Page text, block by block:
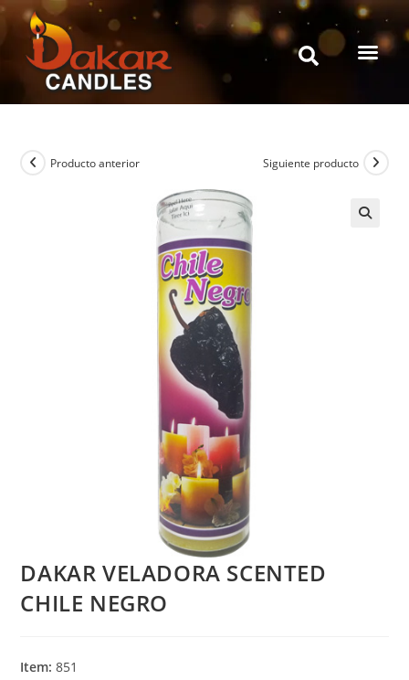
Producto anterior Siguiente producto
DAKAR VELADORA SCENTED
CHILE NEGRO
Item: 851